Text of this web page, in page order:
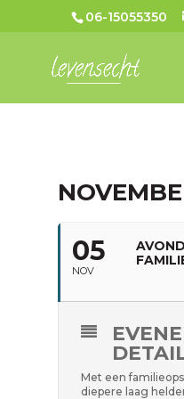
06-15055350
05
NOV
AVOND
Met een
diepere laag